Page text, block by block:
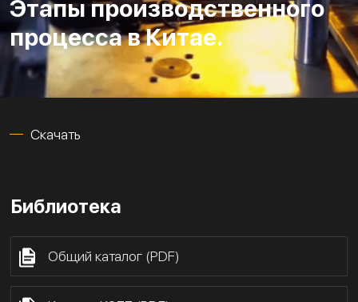
Этапы производственного
процесса в Китае.
Скачать
Библиотека
Общий каталог (PDF)